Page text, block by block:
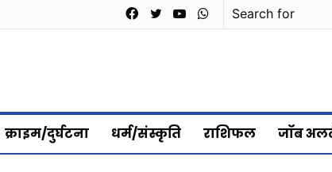
WhatsApp
YouTube
Twitter
Facebook
क्राइम/दुर्घटना धर्म/संस्कृति राशिफल जॉब